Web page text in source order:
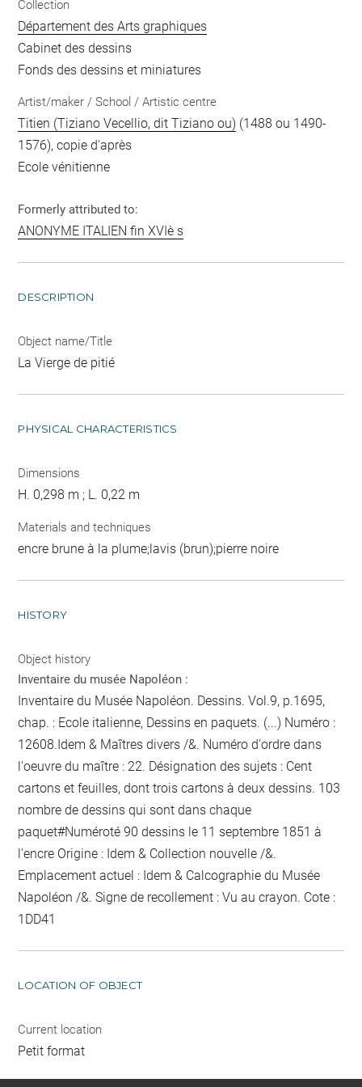
Collection
Département des Arts graphiques
Cabinet des dessins
Fonds des dessins et miniatures
Artist/maker / School / Artistic centre
Titien (Tiziano Vecellio, dit Tiziano ou) (1488 ou 1490-
1576), copie d'après
Ecole vénitienne
Formerly attributed to:
ANONYME ITALIEN fin XVIè s
DESCRIPTION
Object name/Title
La Vierge de pitié
PHYSICAL CHARACTERISTICS
Dimensions
H. 0,298 m ; L. 0,22 m
Materials and techniques
encre brune à la plume;lavis (brun);pierre noire
HISTORY
Object history
Inventaire du musée Napoléon :
Inventaire du Musée Napoléon. Dessins. Vol.9, p.1695,
chap. : Ecole italienne, Dessins en paquets. (...) Numéro :
12608.Idem & Maîtres divers /&. Numéro d'ordre dans
l'oeuvre du maître : 22. Désignation des sujets : Cent
cartons et feuilles, dont trois cartons à deux dessins. 103
nombre de dessins qui sont dans chaque
paquet#Numéroté 90 dessins le 11 septembre 1851 à
l'encre Origine : Idem & Collection nouvelle /&.
Emplacement actuel : Idem & Calcographie du Musée
Napoléon /&. Signe de recollement :Vu au crayon. Cote :
1DD41
LOCATION OF OBJECT
Current location
Petit format